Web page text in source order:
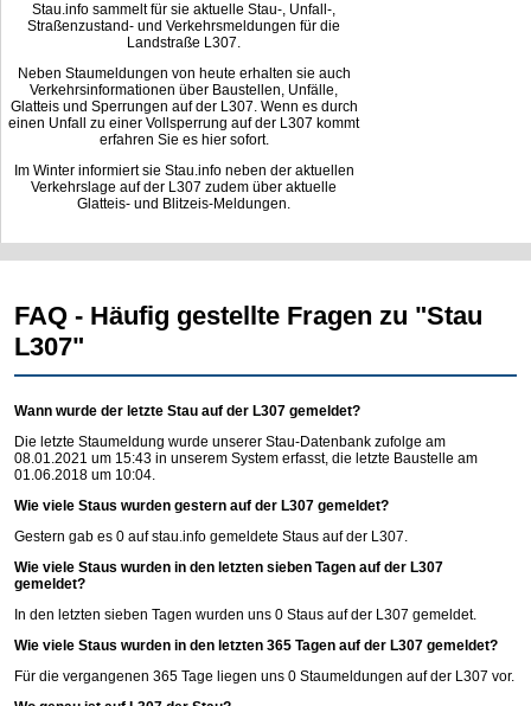
Stau.info sammelt für sie aktuelle Stau-, Unfall-,
Straßenzustand- und Verkehrsmeldungen für die
Landstraße L307.
Neben Staumeldungen von heute erhalten sie auch
Verkehrsinformationen über Baustellen, Unfälle,
Glatteis und Sperrungen auf der L307. Wenn es durch
einen Unfall zu einer Vollsperrung auf der L307 kommt
erfahren Sie es hier sofort.
Im Winter informiert sie Stau.info neben der aktuellen
Verkehrslage auf der L307 zudem über aktuelle
Glatteis- und Blitzeis-Meldungen.
FAQ - Häufig gestellte Fragen zu "Stau
L307"
Wann wurde der letzte Stau auf der L307 gemeldet?
Die letzte Staumeldung wurde unserer Stau-Datenbank zufolge am
08.01.2021 um 15:43 in unserem System erfasst, die letzte Baustelle am
01.06.2018 um 10:04.
Wie viele Staus wurden gestern auf der L307 gemeldet?
Gestern gab es 0 aufstau.info gemeldete Staus auf der L307.
Wie viele Staus wurden in den letzten sieben Tagen auf der L307
gemeldet?
In den letzten sieben Tagen wurden uns 0 Staus auf der L307 gemeldet.
Wie viele Staus wurden in den letzten 365 Tagen auf der L307 gemeldet?
Für die vergangenen 365 Tage liegen uns 0 Staumeldungen auf der L307 vor.